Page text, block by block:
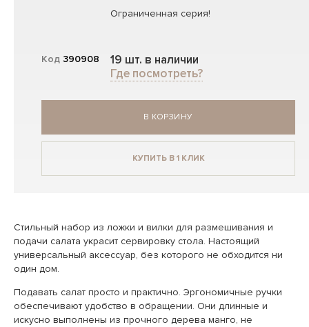
Код 390908
Ограниченная серия!
19 шт. в наличии
Где посмотреть?
В КОРЗИНУ
КУПИТЬ В 1 КЛИК
Стильный набор из ложки и вилки для размешивания и
подачи салата украсит сервировку стола. Настоящий
универсальный аксессуар, без которого не обходится ни
один дом.
Подавать салат просто и практично. Эргономичные ручки
обеспечивают удобство в обращении. Они длинные и
искусно выполнены из прочного дерева манго, не